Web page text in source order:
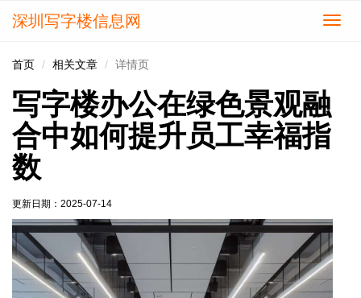
切
深圳写字楼信息网
首页 相关文章 详情页
写字楼办公在绿色景观融
合中如何提升员工幸福指
数
更新日期： 2025-07-14